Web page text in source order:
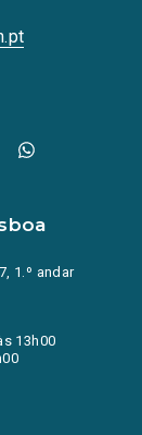
1.º andar
13h00